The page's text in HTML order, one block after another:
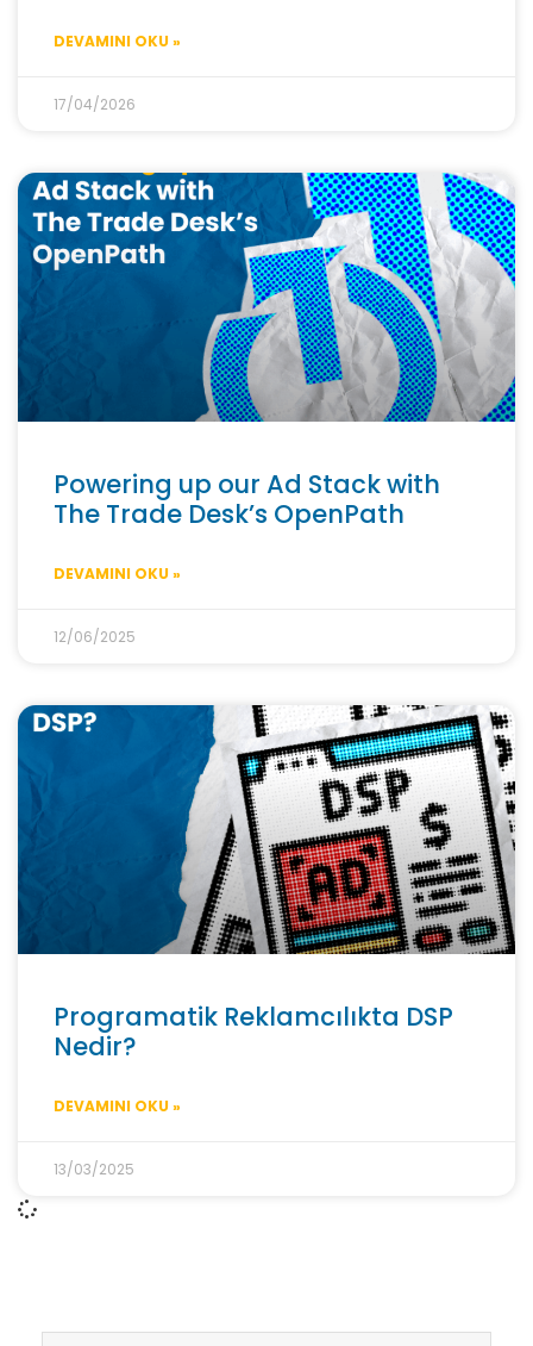
DEVAMINI OKU »
17/04/2026
Powering up our Ad Stack with
The Trade Desk’s OpenPath
DEVAMINI OKU »
12/06/2025
Programatik Reklamcılıkta DSP
Nedir?
DEVAMINI OKU »
13/03/2025